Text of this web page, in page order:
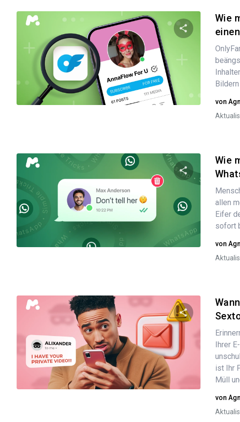
Diesen
Twitter
Wie
von
Diesen
Twitter
Wie
allen
Eifer
sofort
von
Diesen
Ihrer
ist Ihr
Müll
von